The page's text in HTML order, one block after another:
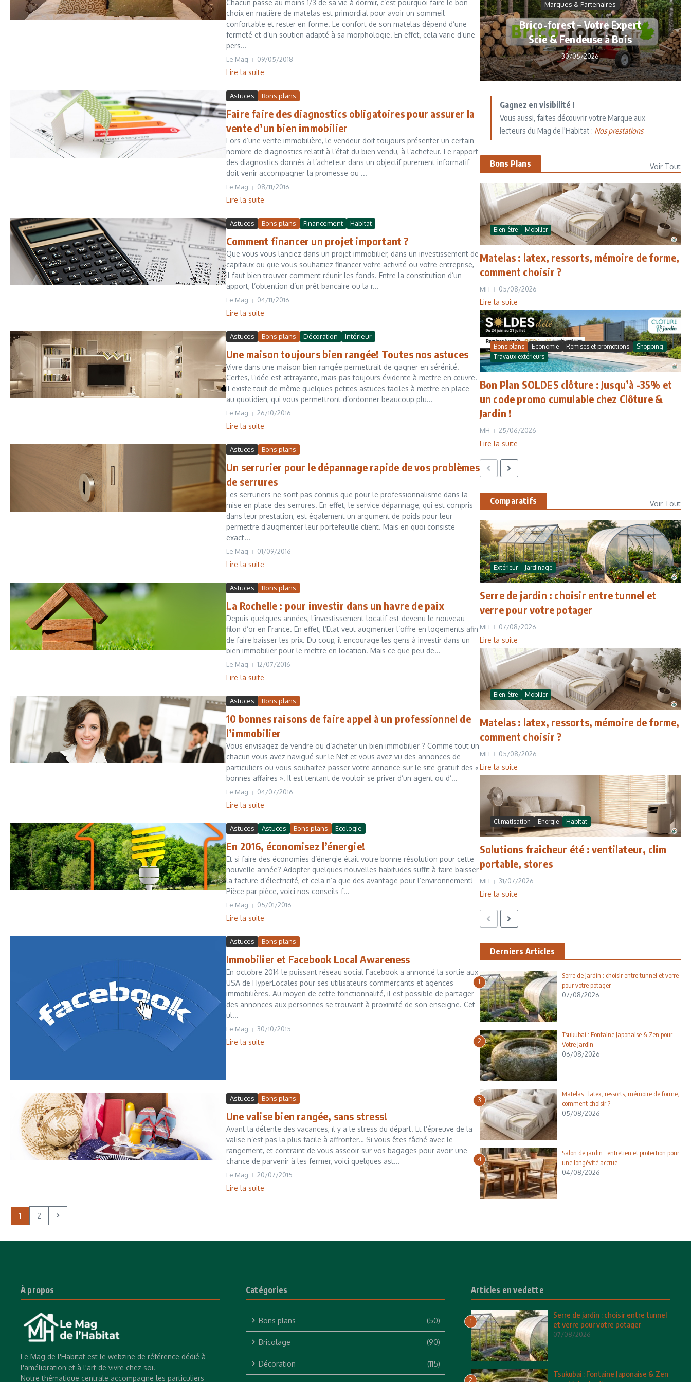
Chacun passe au moins 1/3 de sa vie à dormir, c’est pourquoi faire le bon
choix en matière de matelas est primordial pour avoir un sommeil
confortable et rester en forme. Le confort de son matelas dépend d’une
fermeté et d’un soutien adapté à sa morphologie. En effet, cela varie d’une
pers...
Le Mag 09/05/2018
Lire la suite
Astuces Bons plans
Faire faire des diagnostics obligatoires pour assurer la
vente d’un bien immobilier
Lors d’une vente immobilière, le vendeur doit toujours présenter un certain
nombre de diagnostics relatif à l’état du bien vendu, à l’acheteur. Le rapport
des diagnostics donnés à l’acheteur dans un objectif purement informatif
doit venir accompagner la promesse ou ...
Le Mag 08/11/2016
Lire la suite
Astuces Bons plans Financement Habitat
Comment financer un projet important ?
Que vous vous lanciez dans un projet immobilier, dans un investissement de
capitaux ou que vous souhaitiez financer votre activité ou votre entreprise,
il faut bien trouver comment réunir les fonds. Entre la constitution d’un
apport, l’obtention d’un prêt bancaire ou la r...
Le Mag 04/11/2016
Lire la suite
Astuces Bons plans Décoration Intérieur
Une maison toujours bien rangée! Toutes nos astuces
Vivre dans une maison bien rangée permettrait de gagner en sérénité.
Certes, l’idée est attrayante, mais pas toujours évidente à mettre en œuvre.
Il existe tout de même quelques petites astuces faciles à mettre en place
au quotidien, qui vous permettront d’ordonner beaucoup plu...
Le Mag 26/10/2016
Lire la suite
Astuces Bons plans
Un serrurier pour le dépannage rapide de vos problèmes
de serrures
Les serruriers ne sont pas connus que pour le professionnalisme dans la
mise en place des serrures. En effet, le service dépannage, qui est compris
dans leur prestation, est également un argument de poids pour leur
permettre d’augmenter leur portefeuille client. Mais en quoi consiste
exact...
Le Mag 01/09/2016
Lire la suite
Astuces Bons plans
La Rochelle : pour investir dans un havre de paix
Depuis quelques années, l’investissement locatif est devenu le nouveau
filon d’or en France. En effet, l’Etat veut augmenter l’offre en logements afin
de faire baisser les prix. Du coup, il encourage les gens à investir dans un
bien immobilier pour le mettre en location. Mais ce que peu de...
Le Mag 12/07/2016
Lire la suite
Astuces Bons plans
10 bonnes raisons de faire appel à un professionnel de
l’immobilier
Vous envisagez de vendre ou d’acheter un bien immobilier ? Comme tout un
chacun vous avez navigué sur le Net et vous avez vu des annonces de
particuliers ou vous souhaitez passer votre annonce sur le site gratuit des «
bonnes affaires ». Il est tentant de vouloir se priver d’un agent ou d’...
Le Mag 04/07/2016
Lire la suite
Astuces Astuces Bons plans Ecologie
En 2016, économisez l’énergie!
Et si faire des économies d’énergie était votre bonne résolution pour cette
nouvelle année? Adopter quelques nouvelles habitudes suffit à faire baisser
la facture d’électricité, et cela n’a que des avantage pour l’environnement!
Pièce par pièce, voici nos conseils f...
Le Mag 05/01/2016
Lire la suite
Astuces Bons plans
Immobilier et Facebook Local Awareness
En octobre 2014 le puissant réseau social Facebook a annoncé la sortie aux
USA de HyperLocales pour ses utilisateurs commerçants et agences
immobilières. Au moyen de cette fonctionnalité, il est possible de partager
des annonces aux personnes se trouvant à proximité de son enseigne. Cet
ul...
Le Mag 30/10/2015
Lire la suite
Astuces Bons plans
Une valise bien rangée, sans stress!
Avant la détente des vacances, il y a le stress du départ. Et l’épreuve de la
valise n’est pas la plus facile à affronter… Si vous êtes fâché avec le
rangement, et contraint de vous asseoir sur vos bagages pour avoir une
chance de parvenir à les fermer, voici quelques ast...
Le Mag 20/07/2015
Lire la suite
1 2
Marques & Partenaires
Brico-forest – Votre Expert
Scie & Fendeuse à Bois
30/05/2026
Gagnez en visibilité !
Vous aussi, faites découvrir votre Marque aux
lecteurs du Mag de l'Habitat : Nos prestations
Bons Plans Voir Tout
Bien-être Mobilier
Matelas : latex, ressorts, mémoire de forme,
comment choisir ?
MH 05/08/2026
Lire la suite
Bons plans Economie Remises et promotions
Shopping
Travaux extérieurs
Bon Plan SOLDES clôture : Jusqu’à -35% et
un code promo cumulable chez Clôture &
Jardin !
MH 25/06/2026
Lire la suite
Comparatifs Voir Tout
Extérieur Jardinage
Serre de jardin : choisir entre tunnel et
verre pour votre potager
MH 07/08/2026
Lire la suite
Bien-être Mobilier
Matelas : latex, ressorts, mémoire de forme,
comment choisir ?
MH 05/08/2026
Lire la suite
Climatisation Energie Habitat
Solutions fraîcheur été : ventilateur, clim
portable, stores
MH 31/07/2026
Lire la suite
Derniers Articles
1
Serre de jardin : choisir entre tunnel et verre
pour votre potager
07/08/2026
2
Tsukubai : Fontaine Japonaise & Zen pour
Votre Jardin
06/08/2026
3
Matelas : latex, ressorts, mémoire de forme,
comment choisir ?
05/08/2026
4
Salon de jardin : entretien et protection pour
une longévité accrue
04/08/2026
À propos
Le Mag de l'Habitat est le webzine de référence dédié à
l'amélioration et à l'art de vivre chez soi.
Notre thématique centrale accompagne les particuliers
Catégories
Bons plans (50)
Bricolage (90)
Décoration (115)
Articles en vedette
1
Serre de jardin : choisir entre tunnel
et verre pour votre potager
07/08/2026
2
Tsukubai : Fontaine Japonaise & Zen